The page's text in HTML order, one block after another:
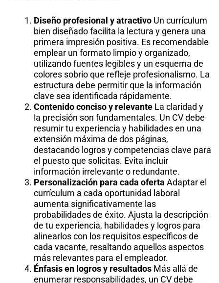
Diseño profesional y atractivo Un currículum
bien diseñado facilita la lectura y genera una
primera impresión positiva. Es recomendable
emplear un formato limpio y organizado,
utilizando fuentes legibles y un esquema de
colores sobrio que refleje profesionalismo. La
estructura debe permitir que la información
clave sea identificada rápidamente.
Contenido conciso y relevante La claridad y
la precisión son fundamentales. Un CV debe
resumir tu experiencia y habilidades en una
extensión máxima de dos páginas,
destacando logros y competencias clave para
el puesto que solicitas. Evita incluir
información irrelevante o redundante.
Personalización para cada oferta Adaptar el
currículum a cada oportunidad laboral
aumenta significativamente las
probabilidades de éxito. Ajusta la descripción
de tu experiencia, habilidades y logros para
alinearlos con los requisitos específicos de
cada vacante, resaltando aquellos aspectos
más relevantes para el empleador.
Énfasis en logros y resultados Más allá de
enumerar responsabilidades, un CV debe